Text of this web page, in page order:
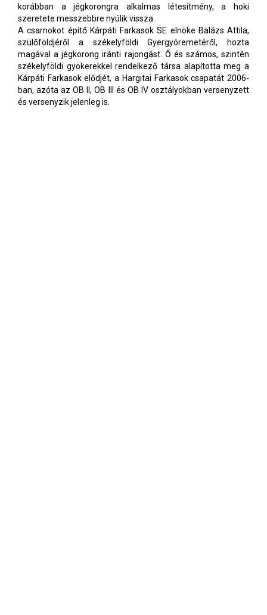
korábban a jégkorongra alkalmas létesítmény, a hoki
szeretete messzebbre nyúlik vissza.
A csarnokot építő Kárpáti Farkasok SE elnöke Balázs Attila,
szülőföldjéről a székelyföldi Gyergyóremetéről, hozta
magával a jégkorong iránti rajongást. Ő és számos, szintén
székelyföldi gyökerekkel rendelkező társa alapította meg a
Kárpáti Farkasok elődjét, a Hargitai Farkasok csapatát 2006-
ban, azóta az OB II, OB III és OB IV osztályokban versenyzett
és versenyzik jelenleg is.